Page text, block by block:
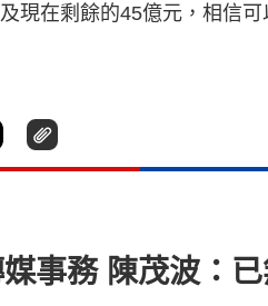
現在剩餘的45億元，相信可
事務 陳茂波：